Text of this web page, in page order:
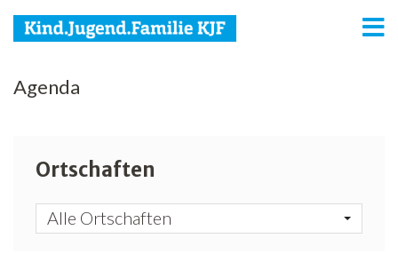
KJF
Media
Agenda
Ortschaften
Alle Ortschaften